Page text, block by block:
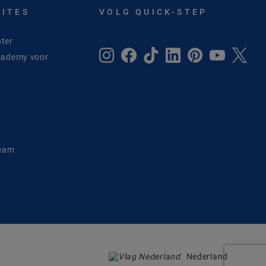
voor
VOLG QUICK-STEP
Nederland